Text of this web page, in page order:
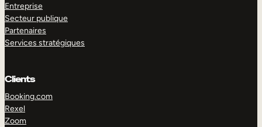
Entreprise
Secteur publique
Partenaires
Services stratégiques
Clients
Booking.com
Rexel
Zoom